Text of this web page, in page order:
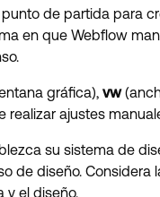
de partida para
en que Webflow
gráfica), vw
realizar ajustes
su sistema de
de diseño.
y el diseño.